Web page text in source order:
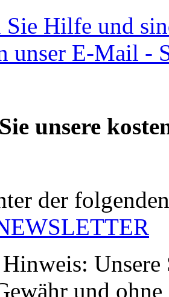
Sie Hilfe und
unser E-Mail -
unsere
der
und